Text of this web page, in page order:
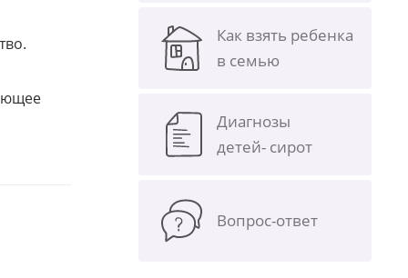
Как взять ребенка
в семью
Диагнозы
детей- сирот
Вопрос-ответ